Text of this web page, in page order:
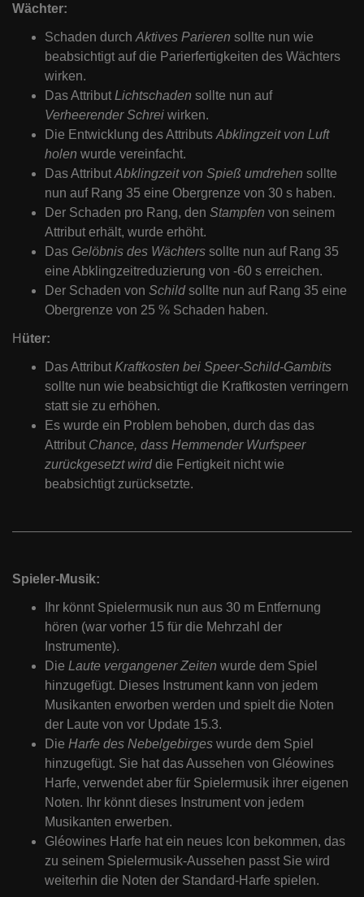
Wächter:
Schaden durch Aktives Parieren sollte nun wie
beabsichtigt auf die Parierfertigkeiten des Wächters
wirken.
Das Attribut Lichtschaden sollte nun auf
Verheerender Schrei wirken.
Die Entwicklung des Attributs Abklingzeit von Luft
holen wurde vereinfacht.
Das Attribut Abklingzeit von Spieß umdrehen sollte
nun auf Rang 35 eine Obergrenze von 30 s haben.
Der Schaden pro Rang, den Stampfen von seinem
Attribut erhält, wurde erhöht.
Das Gelöbnis des Wächters sollte nun auf Rang 35
eine Abklingzeitreduzierung von -60 s erreichen.
Der Schaden von Schildsollte nun auf Rang 35 eine
Obergrenze von 25 % Schaden haben.
H üter:
Das Attribut Kraftkosten bei Speer-Schild-Gambits
sollte nun wie beabsichtigt die Kraftkosten verringern
statt sie zu erhöhen.
Es wurde ein Problem behoben, durch das das
Attribut Chance, dass Hemmender Wurfspeer
zurückgesetzt wirddie Fertigkeit nicht wie
beabsichtigt zurücksetzte.
Spieler-Musik:
Ihr könnt Spielermusik nun aus 30 m Entfernung
hören (war vorher 15 für die Mehrzahl der
Instrumente).
Die Laute vergangener Zeiten wurde dem Spiel
hinzugefügt. Dieses Instrument kann von jedem
Musikanten erworben werden und spielt die Noten
der Laute von vor Update 15.3.
Die Harfe des Nebelgebirges wurde dem Spiel
hinzugefügt. Sie hat das Aussehen von Gléowines
Harfe, verwendet aber für Spielermusik ihrer eigenen
Noten. Ihr könnt dieses Instrument von jedem
Musikanten erwerben.
Gléowines Harfe hat ein neues Icon bekommen, das
zu seinem Spielermusik-Aussehen passt Sie wird
weiterhin die Noten der Standard-Harfe spielen.